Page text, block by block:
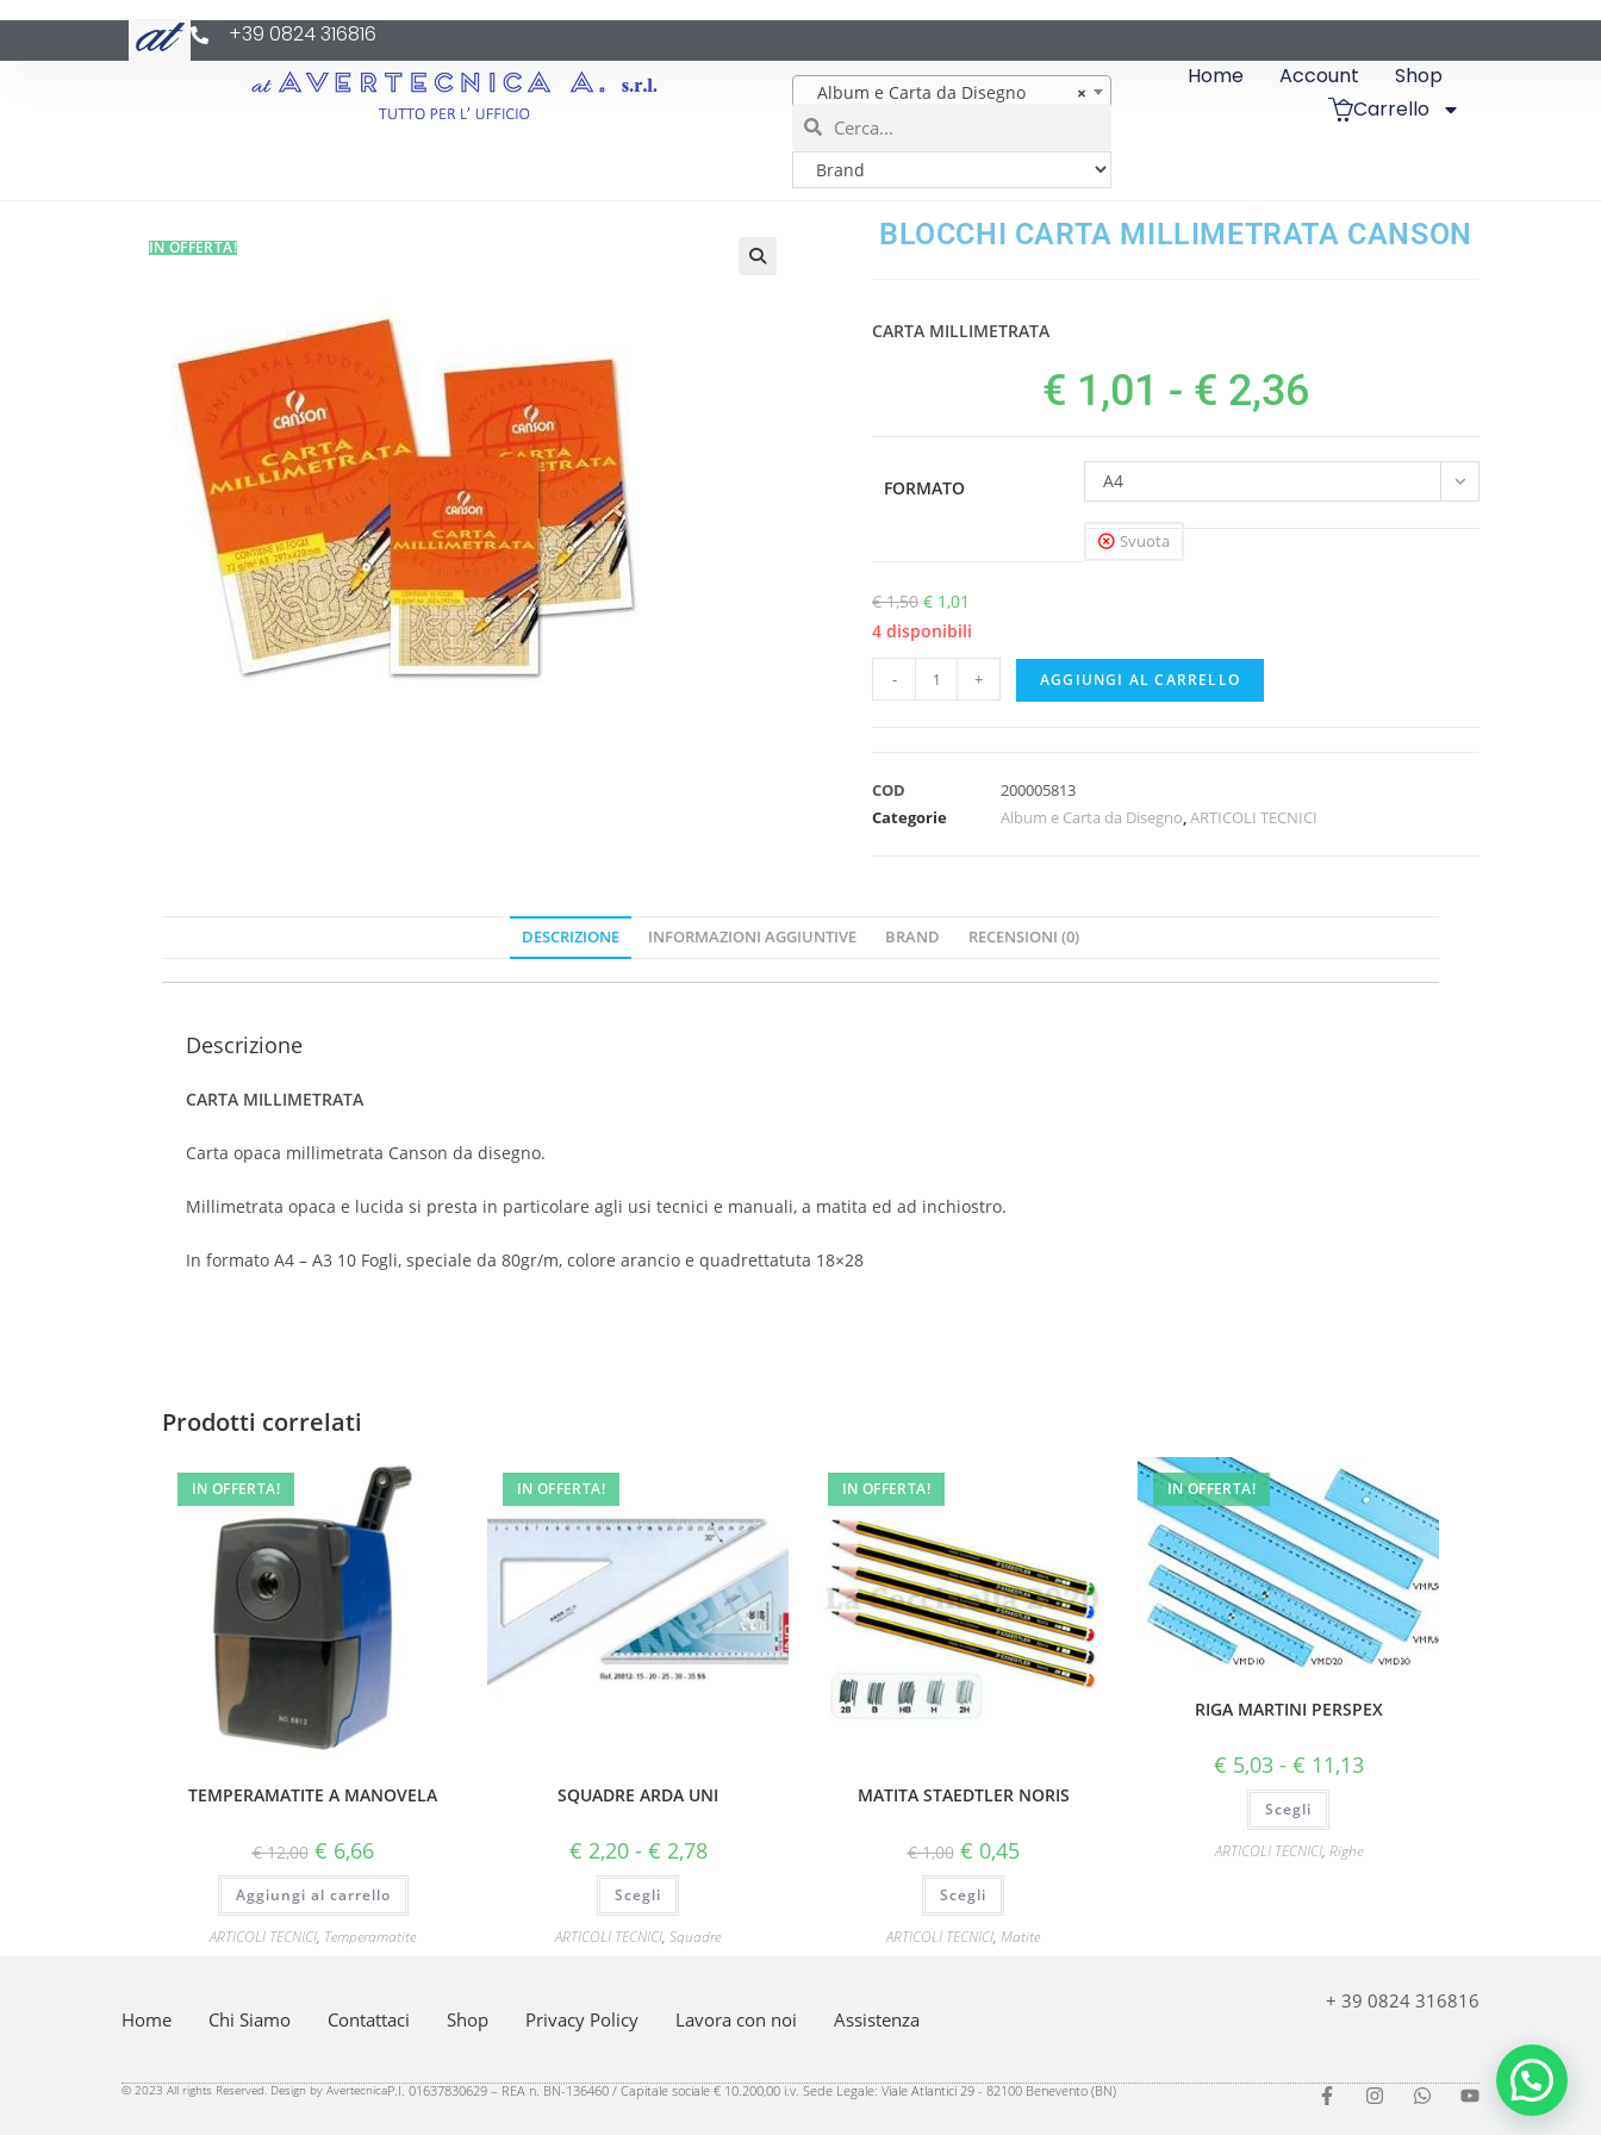
+39 0824 316816
×
Album e Carta da Disegno
Home Account
Shop
Carrello
IN OFFERTA! BLOCCHI CARTA MILLIMETRATA CANSON
CARTA MILLIMETRATA
€ 1,01 - € 2,36
FORMATO A4
Svuota
€1,50 € 1,01
4 disponibili
- + AGGIUNGI AL CARRELLO
COD
200005813
Categorie
Album e Carta da Disegno,ARTICOLI TECNICI
DESCRIZIONE INFORMAZIONI AGGIUNTIVE BRAND RECENSIONI (0)
Descrizione
CARTA MILLIMETRATA
Carta opaca millimetrata Canson da disegno.
Millimetrata opaca e lucida si presta in particolare agli usi tecnici e manuali, a matita ed ad inchiostro.
In formato A4 – A3 10 Fogli, speciale da 80gr/m, colore arancio e quadrettatuta 18×28
Prodotti correlati
IN OFFERTA!
TEMPERAMATITE A MANOVELA
€12,00 € 6,66
Aggiungi al carrello
ARTICOLI TECNICI, Temperamatite
IN OFFERTA!
SQUADRE ARDA UNI
€ 2,20 - € 2,78
Scegli
ARTICOLI TECNICI, Squadre
IN OFFERTA!
MATITA STAEDTLER NORIS
€1,00 € 0,45
Scegli
ARTICOLI TECNICI, Matite
IN OFFERTA!
RIGA MARTINI PERSPEX
€ 5,03 - € 11,13
Scegli
ARTICOLI TECNICI, Righe
Home Chi Siamo Contattaci Shop Privacy Policy Lavora con noi Assistenza
+ 39 0824 316816
© 2023 All rights Reserved. Design by AvertecnicaP.I. 01637830629 – REA n. BN-136460 / Capitale sociale € 10.200,00 i.v. Sede Legale: Viale Atlantici 29 - 82100 Benevento (BN)